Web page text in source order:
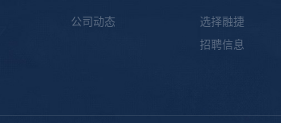
公司动态
选择融捷
招聘信息